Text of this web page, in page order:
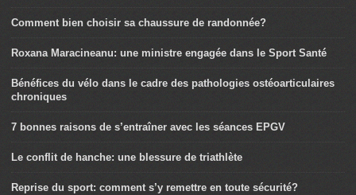
Comment bien choisir sa chaussure de randonnée?
Roxana Maracineanu: une ministre engagée dans le Sport Santé
Bénéfices du vélo dans le cadre des pathologies ostéoarticulaires
chroniques
7 bonnes raisons de s’entraîner avec les séances EPGV
Le conflit de hanche: une blessure de triathlète
Reprise du sport: comment s’y remettre en toute sécurité?